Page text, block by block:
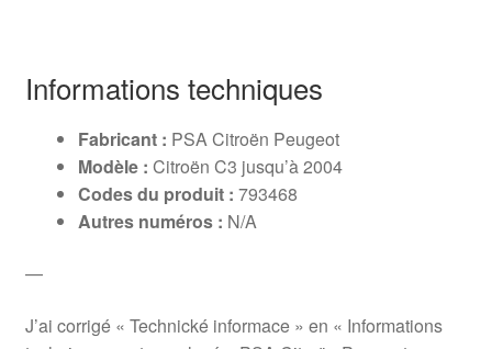
Informations techniques
Fabricant : PSA Citroën Peugeot
Modèle : Citroën C3 jusqu’à 2004
Codes du produit : 793468
Autres numéros : N/A
—
J’ai corrigé « Technické informace » en « Informations